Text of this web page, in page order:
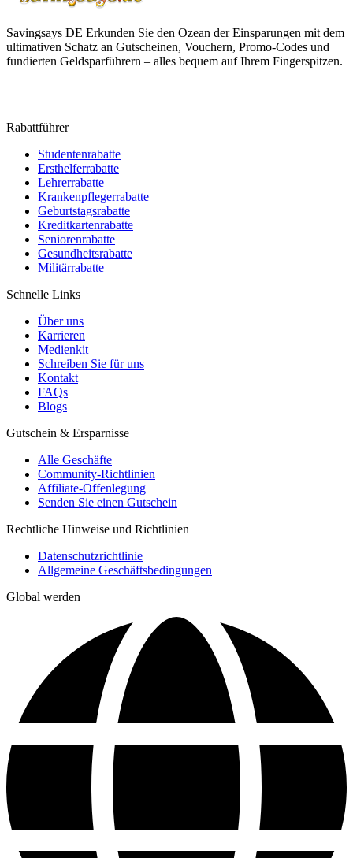
Savingsays DE Erkunden Sie den Ozean der Einsparungen mit dem
ultimativen Schatz an Gutscheinen, Vouchern, Promo-Codes und
fundierten Geldsparführern – alles bequem auf Ihrem Fingerspitzen.
Rabattführer
Studentenrabatte
Ersthelferrabatte
Lehrerrabatte
Krankenpflegerrabatte
Geburtstagsrabatte
Kreditkartenrabatte
Seniorenrabatte
Gesundheitsrabatte
Militärrabatte
Schnelle Links
Über uns
Karrieren
Medienkit
Schreiben Sie für uns
Kontakt
FAQs
Blogs
Gutschein & Ersparnisse
Alle Geschäfte
Community-Richtlinien
Affiliate-Offenlegung
Senden Sie einen Gutschein
Rechtliche Hinweise und Richtlinien
Datenschutzrichtlinie
Allgemeine Geschäftsbedingungen
Global werden